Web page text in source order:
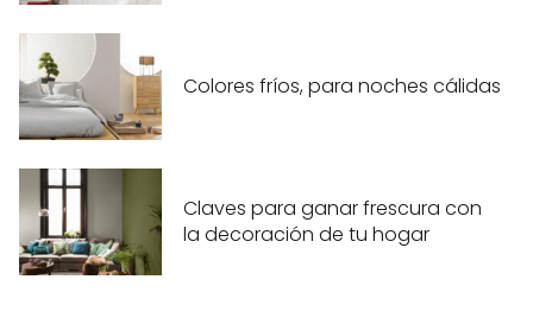
Colores fríos, para noches cálidas
Claves para ganar frescura con
la decoración de tu hogar